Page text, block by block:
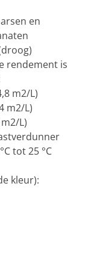
en
rendement is
m2/L)
m2/L)
L)
tot 25 °C
kleur):